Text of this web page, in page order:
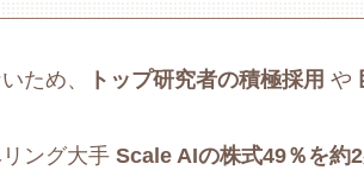
ため、 トップ研究者の積極採用 や
リング大手Scale AIの株式49％を約